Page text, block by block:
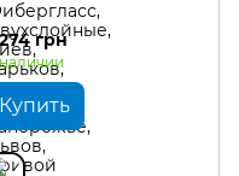
грн
Купить